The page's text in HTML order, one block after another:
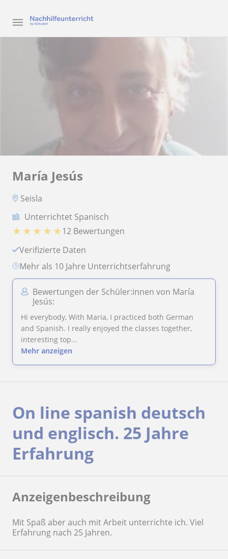
María Jesús
Seisla
Unterrichtet Spanisch
★ ★ ★ ★ ★12 Bewertungen
Verifizierte Daten
Mehr als 10 Jahre Unterrichtserfahrung
Bewertungen der Schüler:innen von María
Jesús:
Hi everybody, With Maria, I practiced both German
and Spanish. I really enjoyed the classes together,
interesting top...
Mehr anzeigen
On line spanish deutsch
und englisch. 25 Jahre
Erfahrung
Anzeigenbeschreibung
Mit Spaß aber auch mit Arbeit unterrichte ich. Viel
Erfahrung nach 25 Jahren.